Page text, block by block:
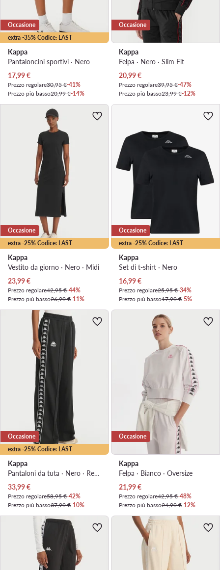
extra -35% Codice: LAST
Occasione
Kappa
Pantaloncini sportivi · Nero
Prezzo attuale
17,99€
Prezzo regolare30,95 €-41%
Prezzo più basso20,99 €-14%
Occasione
Kappa
Felpa · Nero · Slim Fit
Prezzo attuale
20,99€
Prezzo regolare39,95 €-47%
Prezzo più basso23,99 €-12%
extra -25% Codice: LAST
Occasione
Kappa
Vestito da giorno · Nero · Midi
Prezzo attuale
23,99€
Prezzo regolare42,95 €-44%
Prezzo più basso26,99 €-11%
extra -25% Codice: LAST
Occasione
Kappa
Set di t-shirt · Nero
Prezzo attuale
16,99€
Prezzo regolare25,95 €-34%
Prezzo più basso17,99 €-5%
extra -25% Codice: LAST
Occasione
Kappa
Pantaloni da tuta · Nero · Regular Fit
Prezzo attuale
33,99€
Prezzo regolare58,95 €-42%
Prezzo più basso37,99 €-10%
Occasione
Kappa
Felpa · Bianco · Oversize
Prezzo attuale
21,99€
Prezzo regolare42,95 €-48%
Prezzo più basso24,99 €-12%